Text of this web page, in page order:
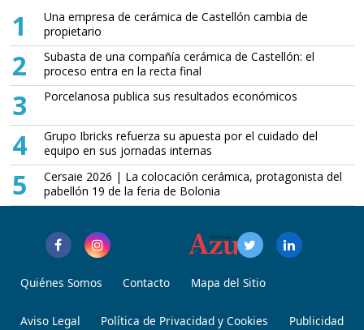
1
Una empresa de cerámica de Castellón cambia de
propietario
2
Subasta de una compañía cerámica de Castellón: el
proceso entra en la recta final
3 Porcelanosa publica sus resultados económicos
4
Grupo Ibricks refuerza su apuesta por el cuidado del
equipo en sus jornadas internas
5
Cersaie 2026 | La colocación cerámica, protagonista del
pabellón 19 de la feria de Bolonia
Quiénes Somos Contacto Mapa del Sitio
Aviso Legal Política de Privacidad y Cookies Publicidad